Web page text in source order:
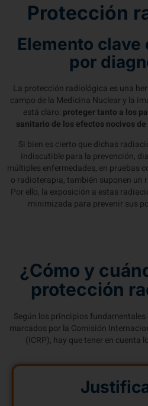
Protección
Elemento clave
por
La protección radiológica es una
campo de la Medicina Nuclear y la
está claro: proteger tanto a los
sanitario de los efectos nocivos
Si bien es cierto que dichas
indiscutible para la prevención,
múltiples enfermedades, en pruebas
o radioterapia, también suponen un
Por ello, la exposición a estas
minimizada para prevenir sus
¿Cómo y
protección
Según los principios
marcados por la Comisión
(ICRP), hay que tener en cuenta